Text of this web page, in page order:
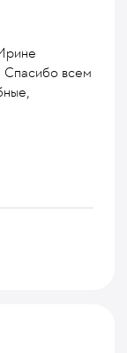
Спасибо всем